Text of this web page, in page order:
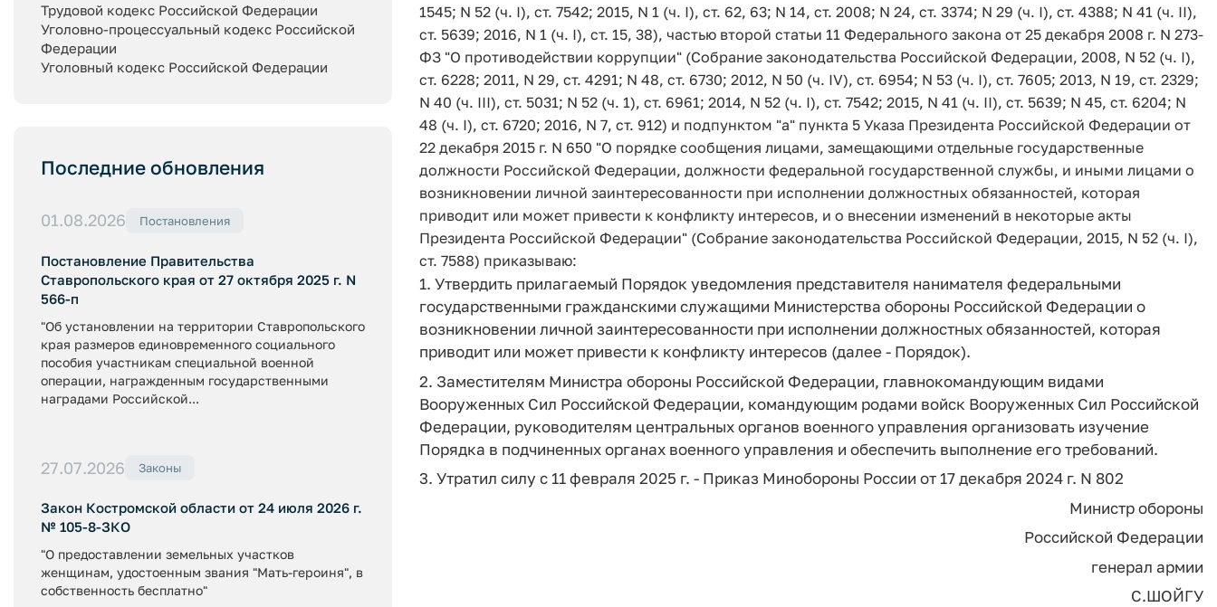
Трудовой кодекс Российской Федерации
Уголовно-процессуальный кодекс Российской
Федерации
Уголовный кодекс Российской Федерации
Последние обновления
01.08.2026 Постановления
Постановление Правительства
Ставропольского края от 27 октября 2025 г. N
566-п
"Об установлении на территории Ставропольского
края размеров единовременного социального
пособия участникам специальной военной
операции, награжденным государственными
наградами Российской...
27.07.2026 Законы
Закон Костромской области от 24 июля 2026 г.
№ 105-8-ЗКО
"О предоставлении земельных участков
женщинам, удостоенным звания "Мать-героиня", в
собственность бесплатно"
1545; N 52 (ч. I), ст. 7542; 2015, N 1 (ч. I), ст. 62, 63; N 14, ст. 2008; N 24, ст. 3374; N 29 (ч. I), ст. 4388; N 41 (ч. II),
ст. 5639; 2016, N 1 (ч. I), ст. 15, 38), частью второй статьи 11 Федерального закона от 25 декабря 2008 г. N 273-
ФЗ "О противодействии коррупции" (Собрание законодательства Российской Федерации, 2008, N 52 (ч. I),
ст. 6228; 2011, N 29, ст. 4291; N 48, ст. 6730; 2012, N 50 (ч. IV), ст. 6954; N 53 (ч. I), ст. 7605; 2013, N 19, ст. 2329;
N 40 (ч. III), ст. 5031; N 52 (ч. 1), ст. 6961; 2014, N 52 (ч. I), ст. 7542; 2015, N 41 (ч. II), ст. 5639; N 45, ст. 6204; N
48 (ч. I), ст. 6720; 2016, N 7, ст. 912) и подпунктом "а" пункта 5 Указа Президента Российской Федерации от
22 декабря 2015 г. N 650 "О порядке сообщения лицами, замещающими отдельные государственные
должности Российской Федерации, должности федеральной государственной службы, и иными лицами о
возникновении личной заинтересованности при исполнении должностных обязанностей, которая
приводит или может привести к конфликту интересов, и о внесении изменений в некоторые акты
Президента Российской Федерации" (Собрание законодательства Российской Федерации, 2015, N 52 (ч. I),
ст. 7588) приказываю:
1. Утвердить прилагаемый Порядок уведомления представителя нанимателя федеральными
государственными гражданскими служащими Министерства обороны Российской Федерации о
возникновении личной заинтересованности при исполнении должностных обязанностей, которая
приводит или может привести к конфликту интересов (далее - Порядок).
2. Заместителям Министра обороны Российской Федерации, главнокомандующим видами
Вооруженных Сил Российской Федерации, командующим родами войск Вооруженных Сил Российской
Федерации, руководителям центральных органов военного управления организовать изучение
Порядка в подчиненных органах военного управления и обеспечить выполнение его требований.
3. Утратил силу с 11 февраля 2025 г. - Приказ Минобороны России от 17 декабря 2024 г. N 802
Министр обороны
Российской Федерации
генерал армии
С.ШОЙГУ